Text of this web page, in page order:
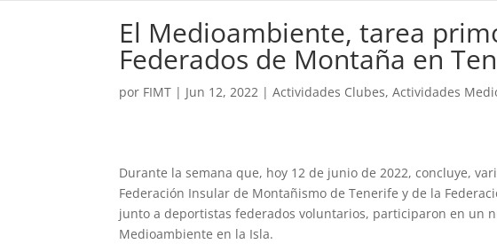
El Medioambiente, tarea
Federados de Montaña en
por FIMT | Jun 12, 2022 |Actividades Clubes,Actividades
Durante la semana que, hoy 12 de junio de 2022, concluye,
Federación Insular de Montañismo de Tenerife y de la
junto a deportistas federados voluntarios, participaron en un
Medioambiente en la Isla.